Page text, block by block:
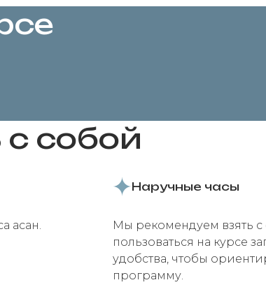
собой
асан.
Наручные часы
Мы рекомендуем взять с
пользоваться на курсе
удобства, чтобы
программу.